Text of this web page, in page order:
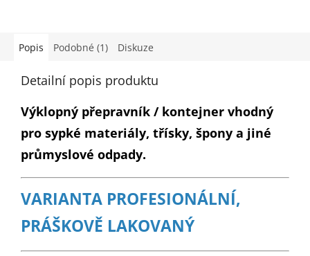
Popis Podobné (1) Diskuze
Detailní popis produktu
Výklopný přepravník / kontejner vhodný
pro sypké materiály, třísky, špony a jiné
průmyslové odpady.
VARIANTA PROFESIONÁLNÍ,
PRÁŠKOVĚ LAKOVANÝ